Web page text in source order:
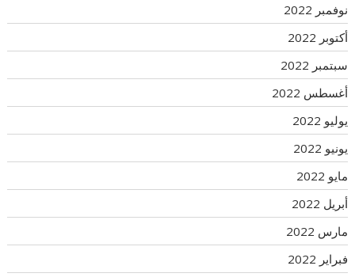
نوفمبر 2022
أكتوبر 2022
سبتمبر 2022
أغسطس 2022
يوليو 2022
يونيو 2022
مايو 2022
أبريل 2022
مارس 2022
فبراير 2022